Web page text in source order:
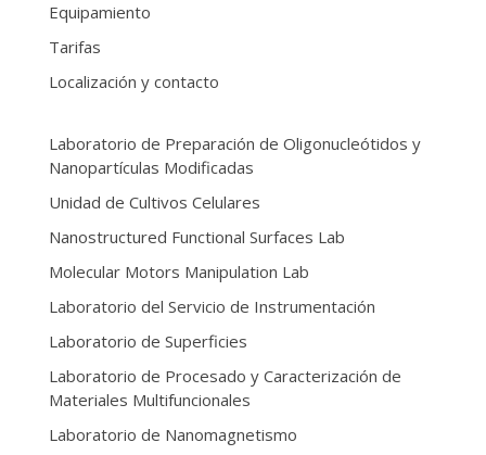
Equipamiento
Tarifas
Localización y contacto
Laboratorio de Preparación de Oligonucleótidos y
Nanopartículas Modificadas
Unidad de Cultivos Celulares
Nanostructured Functional Surfaces Lab
Molecular Motors Manipulation Lab
Laboratorio del Servicio de Instrumentación
Laboratorio de Superficies
Laboratorio de Procesado y Caracterización de
Materiales Multifuncionales
Laboratorio de Nanomagnetismo